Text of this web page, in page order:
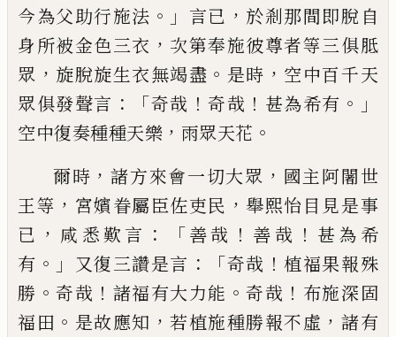
今為父助行施法 。」 言已 ， 於剎那間即脫自
身所被金色三衣 ， 次第奉施彼尊者等三俱胝
眾 ， 旋脫旋生衣無竭盡 。 是時 ， 空中百千天
眾俱發聲言 ： 「奇哉 ！奇哉 ！ 甚為希有 。」
空中復奏種種天樂 ， 雨眾天花 。
爾時 ，諸方來會一切大眾 ， 國主阿闍世
王等 ， 宮嬪眷屬臣佐吏民 ， 舉熙怡目見是事
已 ， 咸悉歎言 ：「善哉 ！ 善哉 ！ 甚為希
有 。」 又復三讚是言 ：「奇哉 ！植福果報殊
勝 。奇哉 ！ 諸福有大力能 。奇哉 ！ 布施深固
福田 。 是故應知 ，若植施種勝報不虛 ，諸有